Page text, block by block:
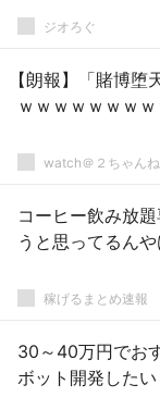
ジオろぐ
【朗報】「賭博
ｗｗｗｗｗｗｗ
watch＠２ちゃん
コーヒー飲み放
うと思ってるん
稼げるまとめ速報
30～40万円でお
ボット開発したい